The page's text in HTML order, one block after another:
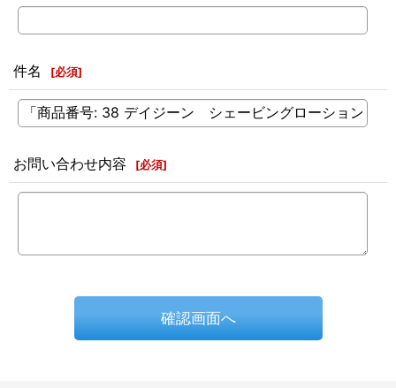
件名 [必須]
お問い合わせ内容 [必須]
確認画面へ